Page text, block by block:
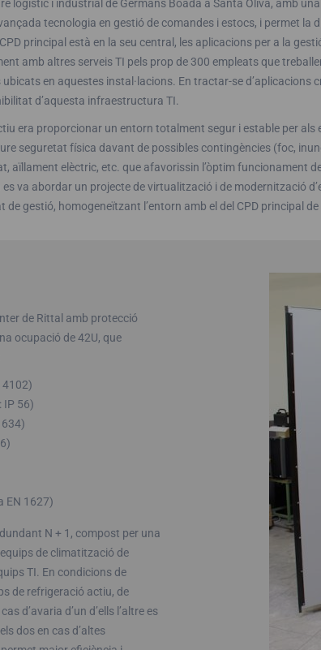
logístic i industrial de Germans Boada a Santa Oliva, amb
tecnologia en gestió de comandes i estocs, i permet la
principal està en la seu central, les aplicacions per a la
amb altres serveis TI pels prop de 300 empleats que
ubicats en aquestes instal·lacions. En tractar-se d’aplicacions
d’aquesta infraestructura TI.
era proporcionar un entorn totalment segur i estable per als
seguretat física davant de possibles contingències (foc,
aïllament elèctric, etc. que afavorissin l’òptim funcionament
es va abordar un projecte de virtualització i de modernització
de gestió, homogeneïtzant l’entorn amb el del CPD principal de
de Rittal amb protecció
ocupació de 42U, que
4102)
IP 56)
EN 1627)
N + 1, compost per una
de climatització de
TI. En condicions de
de refrigeració actiu, de
d’avaria d’un d’ells l’altre es
dos en cas d’altes